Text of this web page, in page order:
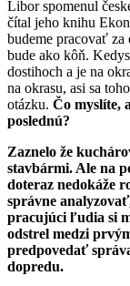
Libor spomenul
čítal jeho knihu
budeme pracovať
bude ako kôň.
dostihoch a je na
na okrasu, asi sa
otázku. Čo myslíte,
poslednú?
Zaznelo že
stavbármi. Ale na
doteraz nedokáže
správne
pracujúci ľudia si
odstrel medzi
predpovedať
dopredu.